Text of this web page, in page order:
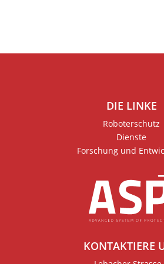
DIE LINKE
Roboterschutz
Dienste
Forschung und
KONTAKTIERE